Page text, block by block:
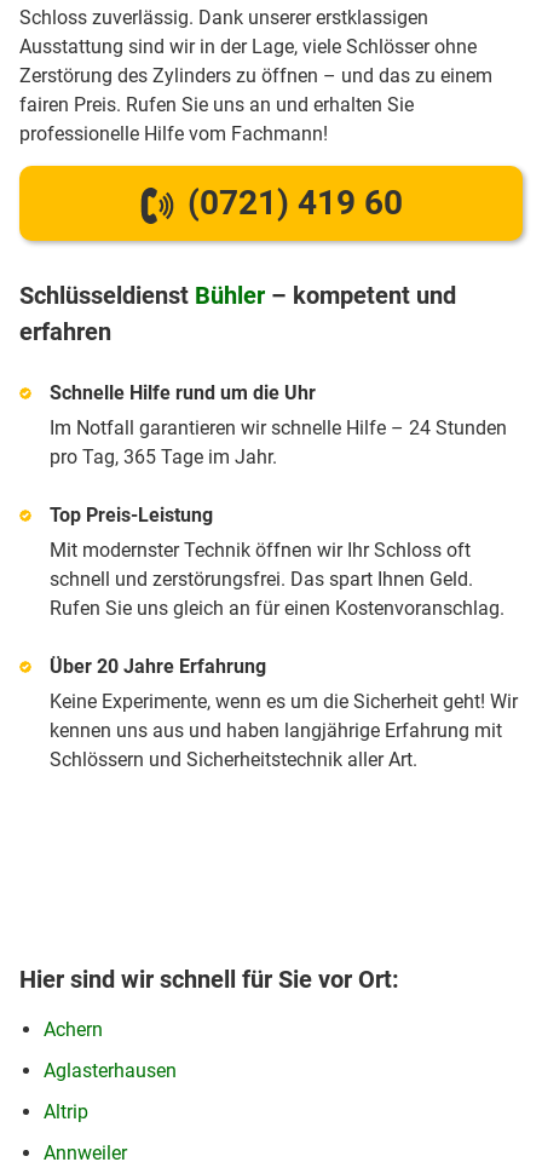
Schloss zuverlässig. Dank unserer erstklassigen
Ausstattung sind wir in der Lage, viele Schlösser ohne
Zerstörung des Zylinders zu öffnen – und das zu einem
fairen Preis. Rufen Sie uns an und erhalten Sie
professionelle Hilfe vom Fachmann!
(0721) 419 60
Schlüsseldienst Bühler – kompetent und
erfahren
Schnelle Hilfe rund um die Uhr
Im Notfall garantieren wir schnelle Hilfe – 24 Stunden
pro Tag, 365 Tage im Jahr.
Top Preis-Leistung
Mit modernster Technik öffnen wir Ihr Schloss oft
schnell und zerstörungsfrei. Das spart Ihnen Geld.
Rufen Sie uns gleich an für einen Kostenvoranschlag.
Über 20 Jahre Erfahrung
Keine Experimente, wenn es um die Sicherheit geht! Wir
kennen uns aus und haben langjährige Erfahrung mit
Schlössern und Sicherheitstechnik aller Art.
Hier sind wir schnell für Sie vor Ort:
Achern
Aglasterhausen
Altrip
Annweiler